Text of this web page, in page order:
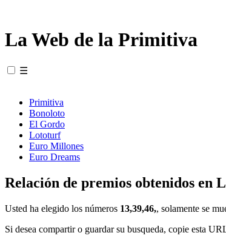
La Web de la Primitiva
☰
Primitiva
Bonoloto
El Gordo
Lototurf
Euro Millones
Euro Dreams
Relación de premios obtenidos en
Usted ha elegido los números 13,39,46,, solamente se
Si desea compartir o guardar su busqueda, copie esta